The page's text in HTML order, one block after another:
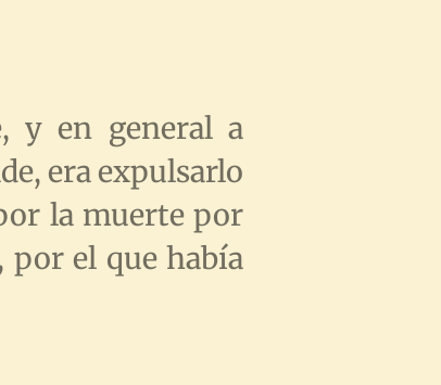
y en general a
era expulsarlo
la muerte por
por el que había